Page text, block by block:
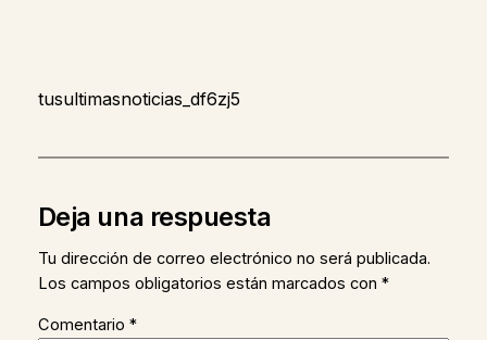
tusultimasnoticias_df6zj5
Deja una respuesta
Tu dirección de correo electrónico no será publicada.
Los campos obligatorios están marcados con *
Comentario *